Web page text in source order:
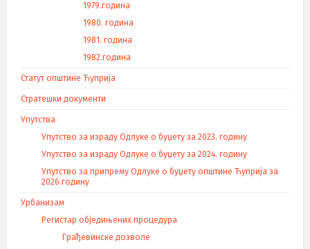
1979.година
1980. година
1981. година
1982.година
Статут општине Ћуприја
Стратешки документи
Упутства
Упутство за израду Одлуке о буџету за 2023. годину
Упутство за израду Одлуке о буџету за 2024. годину
Упутство за припрему Одлуке о буџету општине Ћуприја за
2026.годину
Урбанизам
Регистар обједињених процедура
Грађевинске дозволе